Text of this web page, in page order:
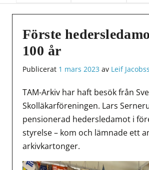
Förste
100 år
Publicerat 1 mars 2023 av Leif
TAM-Arkiv har haft besök från
Skolläkarföreningen. Lars
pensionerad hedersledamot i
styrelse – kom och lämnade ett
arkivkartonger.